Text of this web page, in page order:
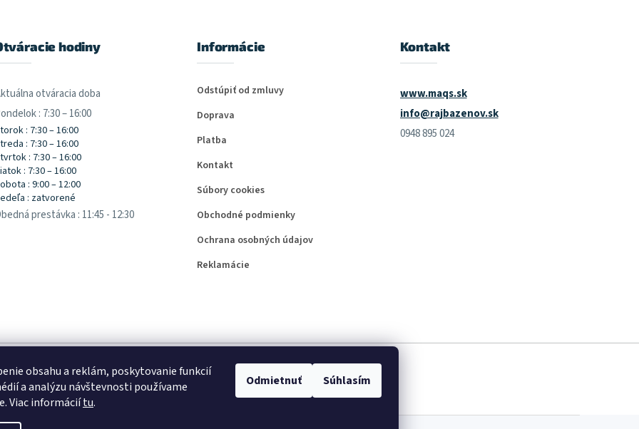
obsahu a reklám, poskytovanie funkcií
a analýzu návštevnosti používame
Viac informáciítu.
Odmietnuť Súhlasím
hodiny
otváracia doba
: 7:30 – 16:00
: 7:30 – 16:00
: 7:30 – 16:00
: 7:30 – 16:00
: 7:30 – 16:00
: 9:00 – 12:00
: zatvorené
prestávka : 11:45 - 12:30
Informácie
Odstúpiť od zmluvy
Doprava
Platba
Kontakt
Súbory cookies
Obchodné podmienky
Ochrana osobných údajov
Reklamácie
Kontakt
www.maqs.sk
info@rajbazenov.sk
0948 895 024